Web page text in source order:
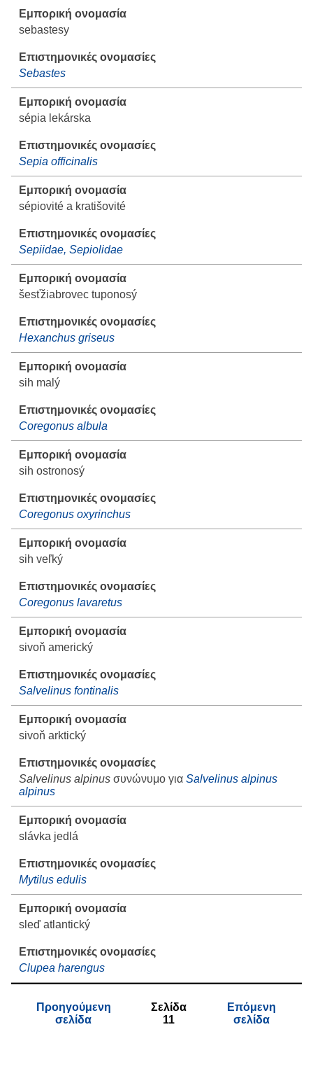
sebastesy
Sebastes
sépia lekárska
Sepia officinalis
sépiovité a kratišovité
Sepiidae, Sepiolidae
šesťžiabrovec tuponosý
Hexanchus griseus
sih malý
Coregonus albula
sih ostronosý
Coregonus oxyrinchus
sih veľký
Coregonus lavaretus
sivoň americký
Salvelinus fontinalis
sivoň arktický
Salvelinus alpinusσυνώνυμο για Salvelinus alpinus
alpinus
slávka jedlá
Mytilus edulis
sleď atlantický
Clupea harengus
Προηγούμενη
σελίδα
Σελίδα
11
Επόμενη
σελίδα